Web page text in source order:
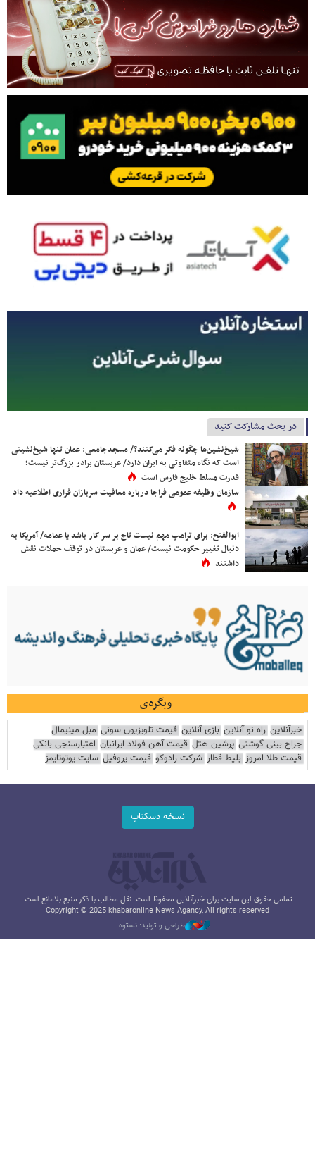
در بحث مشارکت کنید
شیخ‌نشین‌ها چگونه فکر می‌کنند؟/ مسجدجامعی: عمان تنها شیخ‌نشینی
است که نگاه متفاوتی به ایران دارد/ عربستان برادر بزرگ‌تر نیست؛
قدرت مسلط خلیج فارس است
سازمان وظیفه عمومی فراجا درباره معافیت سربازان فراری اطلاعیه داد
ابوالفتح: برای ترامپ مهم نیست تاج بر سر کار باشد یا عمامه/ آمریکا به
دنبال تغییر حکومت نیست/ عمان و عربستان در توقف حملات نقش
داشتند
وبگردی
خبرآنلاین راه نو آنلاین بازی آنلاین قیمت تلویزیون سونی مبل مینیمال
جراح بینی گوشتی پرشین هتل قیمت آهن فولاد ایرانیان اعتبارسنجی بانکی
قیمت طلا امروز بلیط قطار شرکت رادوکو قیمت پروفیل سایت یوتوتایمز
نسخه دسکتاپ
تمامی حقوق این سایت برای خبرآنلاین محفوظ است. نقل مطالب با ذکر منبع بلامانع است.
Copyright © 2025 khabaronline News Agancy, All rights reserved
طراحی و تولید: نستوه